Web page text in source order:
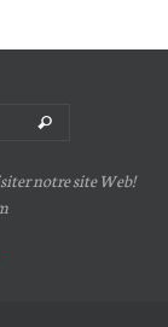
Search
notre site Web!